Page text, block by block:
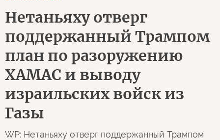
Нетаньяху отверг
поддержанный Трампом
план по разоружению
ХАМАС и выводу
израильских войск из
Газы
WP: Нетаньяху отверг поддержанный Трампом